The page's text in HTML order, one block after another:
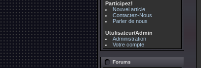
Participez!
Nouvel article
Contactez-Nous
Parler de nous
Utulisateur/Admin
Administration
Votre compte
Forums